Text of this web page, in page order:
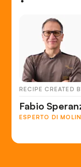
RECIPE CREATED
Fabio
ESPERTO DI